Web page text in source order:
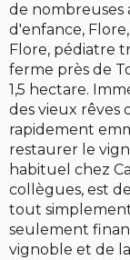
de nombreuses
d'enfance,
Flore, pédiatre
ferme près de
1,5 hectare.
des vieux rêves
rapidement
restaurer le
habituel chez
collègues, est
tout
seulement
vignoble et de